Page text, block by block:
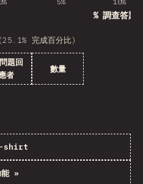
% 調查答題
完成百分比)
題回
者
數量
shirt
»